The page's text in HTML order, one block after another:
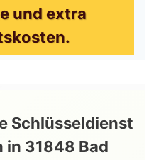
und extra
Schlüsseldienst
in 31848 Bad